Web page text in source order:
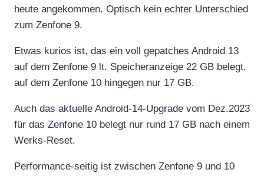
heute angekommen. Optisch kein echter Unterschied
zum Zenfone 9.
Etwas kurios ist, das ein voll gepatches Android 13
auf dem Zenfone 9 lt. Speicheranzeige 22 GB belegt,
auf dem Zenfone 10 hingegen nur 17 GB.
Auch das aktuelle Android-14-Upgrade vom Dez.2023
für das Zenfone 10 belegt nur rund 17 GB nach einem
Werks-Reset.
Performance-seitig ist zwischen Zenfone 9 und 10